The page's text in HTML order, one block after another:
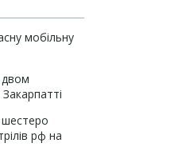
мобільну
двом
шестеро
рф на